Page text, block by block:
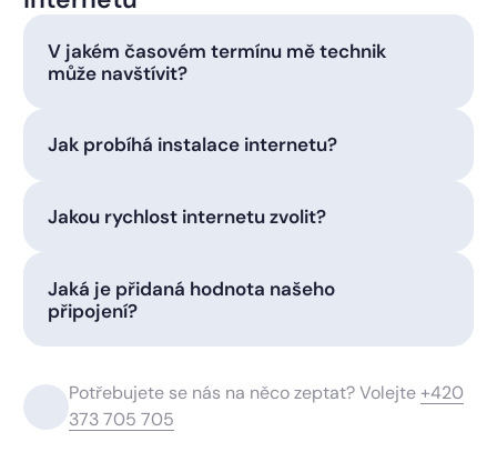
V jakém časovém termínu mě technik
může navštívit?
Jak probíhá instalace internetu?
Jakou rychlost internetu zvolit?
Jaká je přidaná hodnota našeho
připojení?
Potřebujete se nás na něco zeptat? Volejte+420
373 705 705